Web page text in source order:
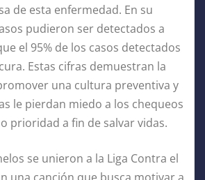
de esta enfermedad. En su
pudieron ser detectados a
el 95% de los casos detectados
Estas cifras demuestran la
una cultura preventiva y
le pierdan miedo a los chequeos
prioridad a fin de salvar vidas.
se unieron a la Liga Contra el